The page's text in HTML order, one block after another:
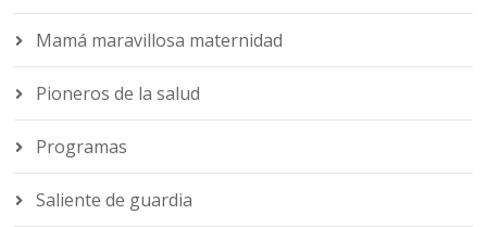
Mamá maravillosa maternidad
Pioneros de la salud
Programas
Saliente de guardia